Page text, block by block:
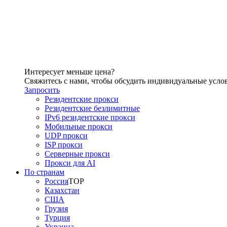
Интересует меньше цена?
Свяжитесь с нами, чтобы обсудить индивидуальные
Запросить
Резидентские прокси
Резидентские безлимитные
IPv6 резидентские прокси
Мобильные прокси
UDP прокси
ISP прокси
Серверные прокси
Прокси для AI
По странам
РоссияTOP
Казахстан
США
Грузия
Турция